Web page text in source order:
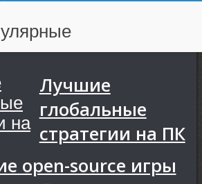
Лучшие
глобальные
стратегии на ПК
open-source игры